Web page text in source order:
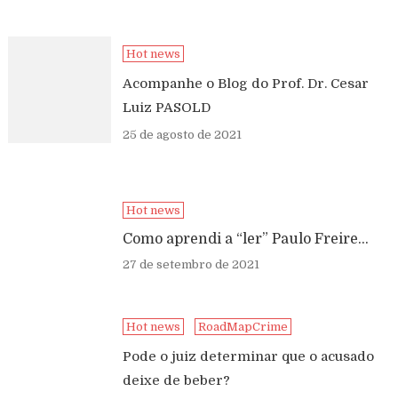
Hot news
Acompanhe o Blog do Prof. Dr. Cesar
Luiz PASOLD
25 de agosto de 2021
Hot news
Como aprendi a “ler” Paulo Freire…
27 de setembro de 2021
Hot news RoadMapCrime
Pode o juiz determinar que o acusado
deixe de beber?